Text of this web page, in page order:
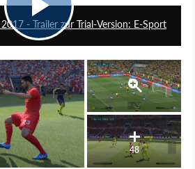
- Trailer zur Trial-Version: E-Sport
48